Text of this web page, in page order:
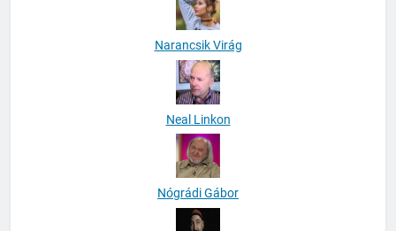
Narancsik Virág
Neal Linkon
Nógrádi Gábor